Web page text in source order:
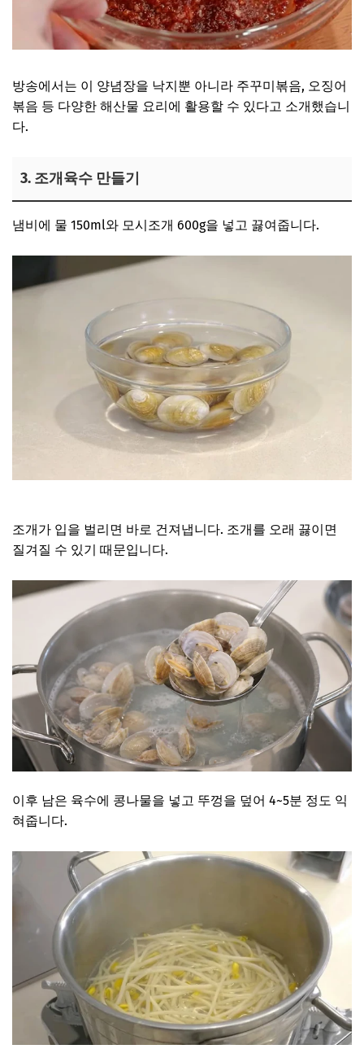
방송에서는 이 양념장을 낙지뿐 아니라 주꾸미볶음, 오징어
볶음 등 다양한 해산물 요리에 활용할 수 있다고 소개했습니
다.
3. 조개육수 만들기
냄비에 물 150ml와 모시조개 600g을 넣고 끓여줍니다.
조개가 입을 벌리면 바로 건져냅니다. 조개를 오래 끓이면
질겨질 수 있기 때문입니다.
이후 남은 육수에 콩나물을 넣고 뚜껑을 덮어 4~5분 정도 익
혀줍니다.